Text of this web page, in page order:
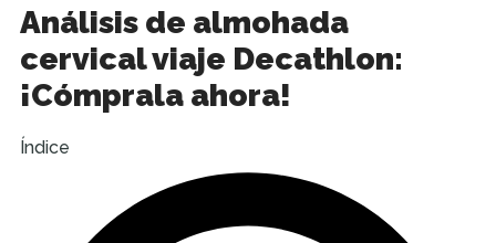
Análisis de almohada
cervical viaje Decathlon:
¡Cómprala ahora!
Índice